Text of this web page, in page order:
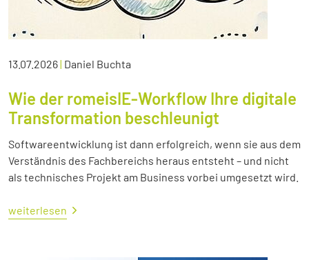
13.07.2026| Daniel Buchta
Wie der romeisIE-Workflow Ihre digitale
Transformation beschleunigt
Softwareentwicklung ist dann erfolgreich, wenn sie aus dem
Verständnis des Fachbereichs heraus entsteht – und nicht
als technisches Projekt am Business vorbei umgesetzt wird.
weiterlesen